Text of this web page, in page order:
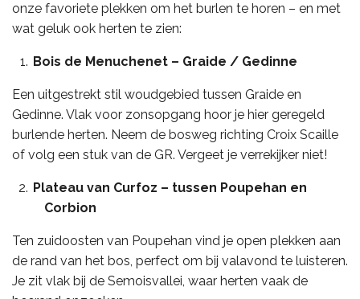
onze favoriete plekken om het burlen te horen – en met
wat geluk ook herten te zien:
Bois de Menuchenet – Graide / Gedinne
Een uitgestrekt stil woudgebied tussen Graide en
Gedinne. Vlak voor zonsopgang hoor je hier geregeld
burlende herten. Neem de bosweg richting Croix Scaille
of volg een stuk van de GR. Vergeet je verrekijker niet!
Plateau van Curfoz – tussen Poupehan en
Corbion
Ten zuidoosten van Poupehan vind je open plekken aan
de rand van het bos, perfect om bij valavond te luisteren.
Je zit vlak bij de Semoisvallei, waar herten vaak de